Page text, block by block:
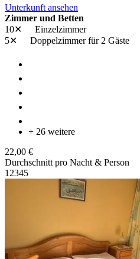
Unterkunft ansehen
Zimmer und Betten
10✕
Einzelzimmer
5✕
Doppelzimmerfür 2 Gäste
+ 26 weitere
22,00 €
Durchschnitt pro Nacht & Person
1 2345